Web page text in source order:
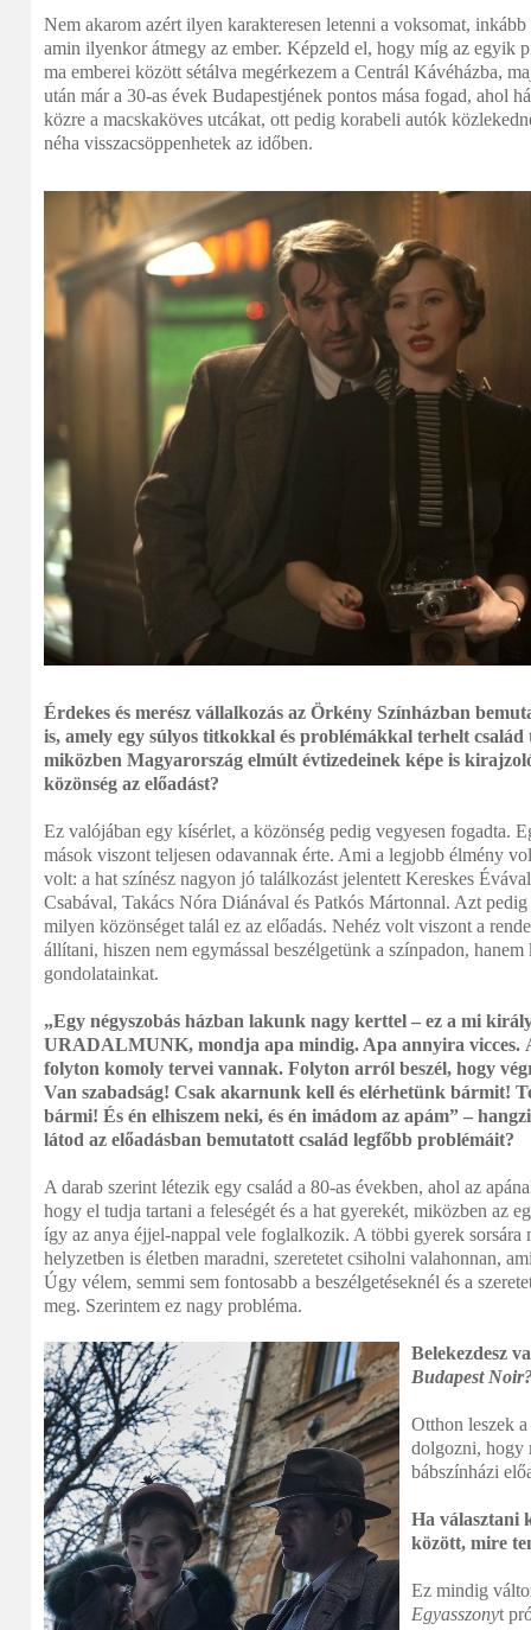
Nem akarom azért ilyen karakteresen letenni a voksomat, inkább
amin ilyenkor átmegy az ember. Képzeld el, hogy míg az egyik
ma emberei között sétálva megérkezem a Centrál Kávéházba,
után már a 30-as évek Budapestjének pontos mása fogad, ahol
közre a macskaköves utcákat, ott pedig korabeli autók
néha visszacsöppenhetek az időben.
Érdekes és merész vállalkozás az Örkény Színházban
is, amely egy súlyos titkokkal és problémákkal terhelt család
miközben Magyarország elmúlt évtizedeinek képe is
közönség az előadást?
Ez valójában egy kísérlet, a közönség pedig vegyesen fogadta.
mások viszont teljesen odavannak érte. Ami a legjobb élmény
volt: a hat színész nagyon jó találkozást jelentett Kereskes
Csabával, Takács Nóra Diánával és Patkós Mártonnal. Azt
milyen közönséget talál ez az előadás. Nehéz volt viszont a
állítani, hiszen nem egymással beszélgetünk a színpadon,
gondolatainkat.
„Egy négyszobás házban lakunk nagy kerttel – ez a mi
URADALMUNK, mondja apa mindig. Apa annyira vicces.
folyton komoly tervei vannak. Folyton arról beszél, hogy
Van szabadság! Csak akarnunk kell és elérhetünk bármit!
bármi! És én elhiszem neki, és én imádom az apám” –
látod az előadásban bemutatott család legfőbb problémáit?
A darab szerint létezik egy család a 80-as években, ahol az
hogy el tudja tartani a feleségét és a hat gyerekét, miközben az
így az anya éjjel-nappal vele foglalkozik. A többi gyerek sorsára
helyzetben is életben maradni, szeretetet csiholni valahonnan,
Úgy vélem, semmi sem fontosabb a beszélgetéseknél és a
meg. Szerintem ez nagy probléma.
Belekezdesz
Budapest
Otthon leszek
dolgozni, hogy
bábszínházi
Ha választani
között, mire
Ez mindig
Egyasszonyt